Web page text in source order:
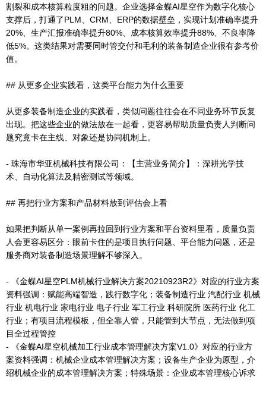
割裂和成本核算粒度粗的问题。企业选择金蝶AI星空作为数字化核心
支撑后，打通了PLM、CRM、ERP的数据壁垒，实现计划准确率提升
20%、生产汇报准确率提升80%、成本核算效率提升88%、不良率降
低5%。这类结果对需要同时管交付和毛利的装备制造企业很有参考价
值。
## 从更多企业实践看，这类平台能力为什么重要
从更多装备制造企业的实践看，类似问题往往会在不同业务环节反复
出现。把这些企业的做法放在一起看，更容易帮助质量负责人判断问
题究竟卡在主线、对象还是协同机制上。
- 珠海市华亚机械科技有限公司：【主营业务简介】：深耕光学技
术、自动化算法及精密测试等领域。
## 再把行业方案和产品材料放到评估会上看
如果把判断从单一案例再拉回到行业方案和平台资料里看，质量负责
人会更容易区分：眼前卡住的是项目执行问题、平台能力问题，还是
服务商对装备制造场景理解不够深入。
- 《金蝶AI星空PLM机械行业解决方案20210923R2》对应的行业方案
资料强调：赋能高端智造，践行数字化；装备制造行业 汽配行业 机械
行业 机电行业 家电行业 电子行业 军工行业 科研院所 医药行业 化工
行业；有项目流程模板，但全靠人管，只能管到大节点，无法做到项
目全过程管控
- 《金蝶AI星空机械加工行业成本管理解决方案V1.0》对应的行业方
案资料强调：机械企业成本管理解决方案；设备生产企业为原型，介
绍机械企业的成本管理解决方案；特殊场景：企业成本管理核心诉求